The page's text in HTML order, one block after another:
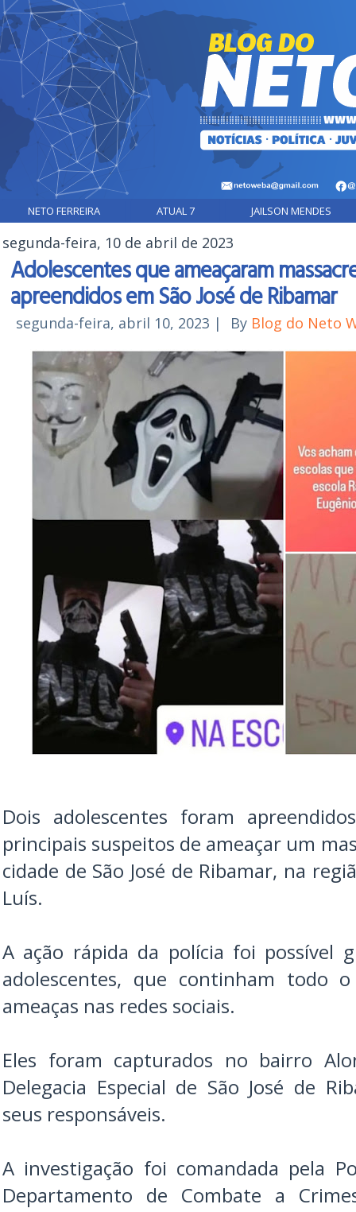
NETO FERREIRA ATUAL 7 JAILSON MENDES
segunda-feira, 10 de abril de 2023
Adolescentes que ameaçaram
apreendidos em São José de Ribamar
segunda-feira, abril 10, 2023 | By Blog do Neto
Dois adolescentes foram
principais suspeitos de ameaçar um
cidade de São José de Ribamar, na
Luís.
A ação rápida da polícia foi possível
adolescentes, que continham todo
ameaças nas redes sociais.
Eles foram capturados no bairro
Delegacia Especial de São José de
seus responsáveis.
A investigação foi comandada pela
Departamento de Combate a